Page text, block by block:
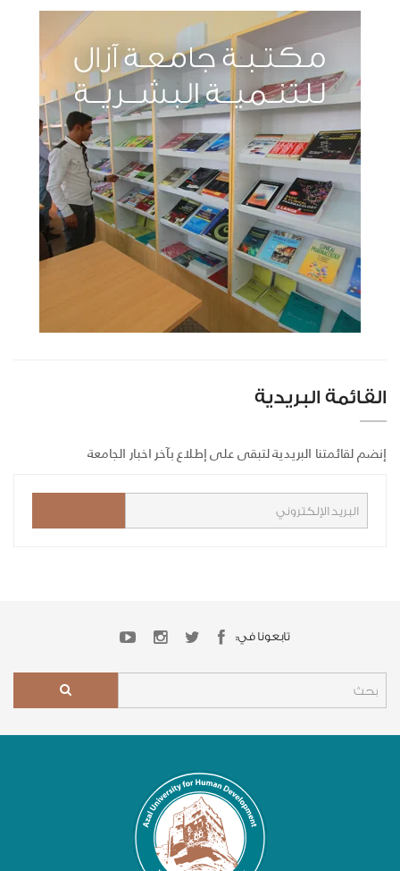
القائمة البريدية
إنضم لقائمتنا البريدية لتبقى على إطلاع بآخر اخبار الجامعة
تابعونا في: